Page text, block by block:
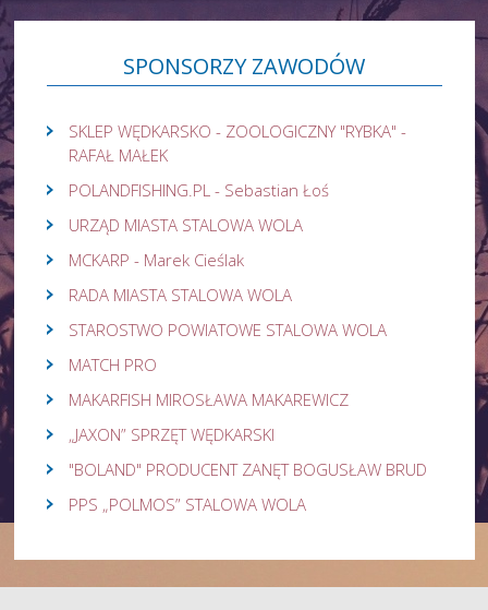
SPONSORZYZAWODÓW
SKLEP WĘDKARSKO - ZOOLOGICZNY "RYBKA" -
RAFAŁ MAŁEK
POLANDFISHING.PL - Sebastian Łoś
URZĄD MIASTA STALOWA WOLA
MCKARP - Marek Cieślak
RADA MIASTA STALOWA WOLA
STAROSTWO POWIATOWE STALOWA WOLA
MATCH PRO
MAKARFISH MIROSŁAWA MAKAREWICZ
„JAXON” SPRZĘT WĘDKARSKI
"BOLAND" PRODUCENT ZANĘT BOGUSŁAW BRUD
PPS „POLMOS” STALOWA WOLA